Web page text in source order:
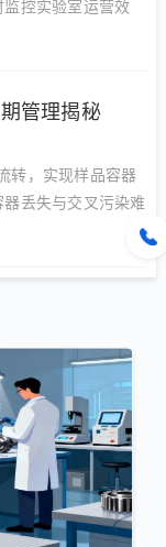
控实验室运营效
管理揭秘
转，实现样品容器
丢失与交叉污染难